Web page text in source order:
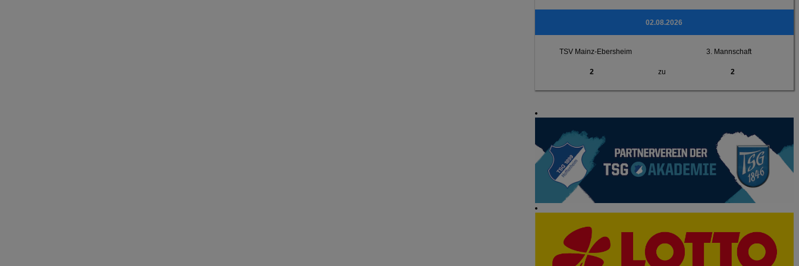
02.08.2026
TSV Mainz-Ebersheim 3. Mannschaft
2 zu 2